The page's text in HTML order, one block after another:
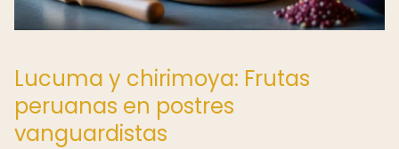
Lucuma y chirimoya: Frutas
peruanas en postres
vanguardistas